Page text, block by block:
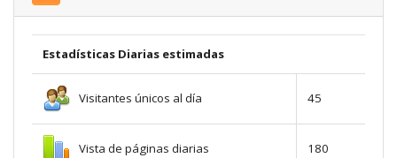
Estadísticas Diarias estimadas
Visitantes únicos al día 45
Vista de páginas diarias 180